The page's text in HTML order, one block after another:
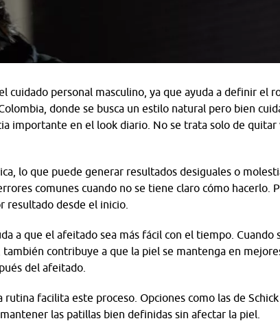
cuidado personal masculino, ya que ayuda a definir el
donde se busca un estilo natural pero bien
importante en el look diario. No se trata solo de quitar
lo que puede generar resultados desiguales o
comunes cuando no se tiene claro cómo hacerlo.
resultado desde el inicio.
a que el afeitado sea más fácil con el tiempo. Cuando
contribuye a que la piel se mantenga en
del afeitado.
facilita este proceso. Opciones como las de
las patillas bien definidas sin afectar la piel.